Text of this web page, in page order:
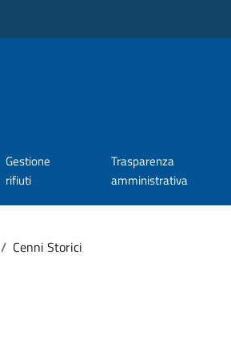
Gestione
rifiuti
Trasparenza
amministrativa
/ Cenni Storici